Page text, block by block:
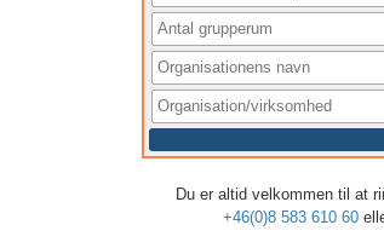
Du er altid velkommen til at
+46(0)8 583 610 60